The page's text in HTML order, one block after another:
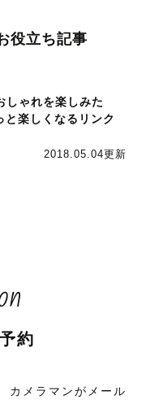
役立ち記事
しゃれを楽しみた
と楽しくなるリンク
2018.05.04更新
約
カメラマンがメール